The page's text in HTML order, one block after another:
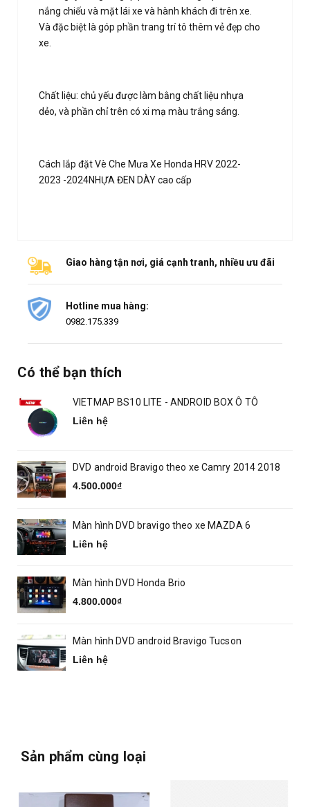
nắng chiếu và mặt lái xe và hành khách đi trên xe.
Và đặc biệt là góp phần trang trí tô thêm vẻ đẹp cho
xe.
Chất liệu: chủ yếu được làm bằng chất liệu nhựa
dẻo, và phần chỉ trên có xi mạ màu trắng sáng.
Cách lắp đặt Vè Che Mưa Xe Honda HRV 2022-
2023 -2024NHỰA ĐEN DÀY cao cấp
Giao hàng tận nơi, giá cạnh tranh, nhiều ưu đãi
Hotline mua hàng:
0982.175.339
Có thể bạn thích
VIETMAP BS10 LITE - ANDROID BOX Ô TÔ
Liên hệ
DVD android Bravigo theo xe Camry 2014 2018
4.500.000₫
Màn hình DVD bravigo theo xe MAZDA 6
Liên hệ
Màn hình DVD Honda Brio
4.800.000₫
Màn hình DVD android Bravigo Tucson
Liên hệ
Sản phẩm cùng loại